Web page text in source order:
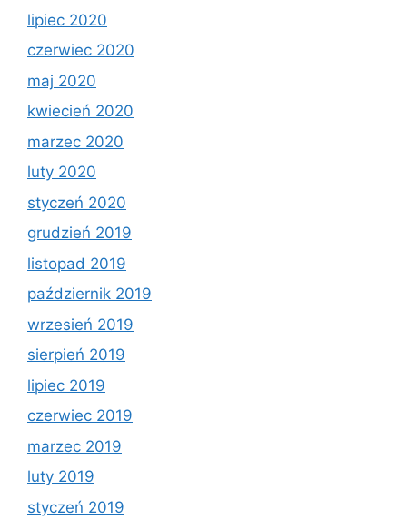
lipiec 2020
czerwiec 2020
maj 2020
kwiecień 2020
marzec 2020
luty 2020
styczeń 2020
grudzień 2019
listopad 2019
październik 2019
wrzesień 2019
sierpień 2019
lipiec 2019
czerwiec 2019
marzec 2019
luty 2019
styczeń 2019